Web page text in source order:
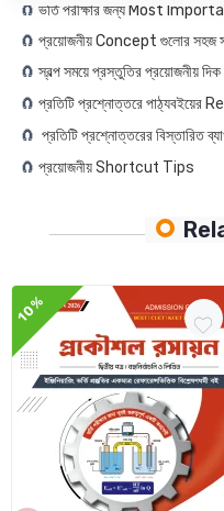
🧲 ভর্তি পরীক্ষার জন্য Most
🧲 প্রয়োজনীয় Concept গুলোর সহজ
🧲স্বল্প সময়ে প্রস্তুতির প্রয়োজনীয় দিক
🧲 প্রতিটি প্রশ্নোত্তরে পাঠ্যবইয়ের
🧲 প্রতিটি প্রশ্নোত্তরের বিস্তারিত
🧲 প্রয়োজনীয় Shortcut Tips
10%